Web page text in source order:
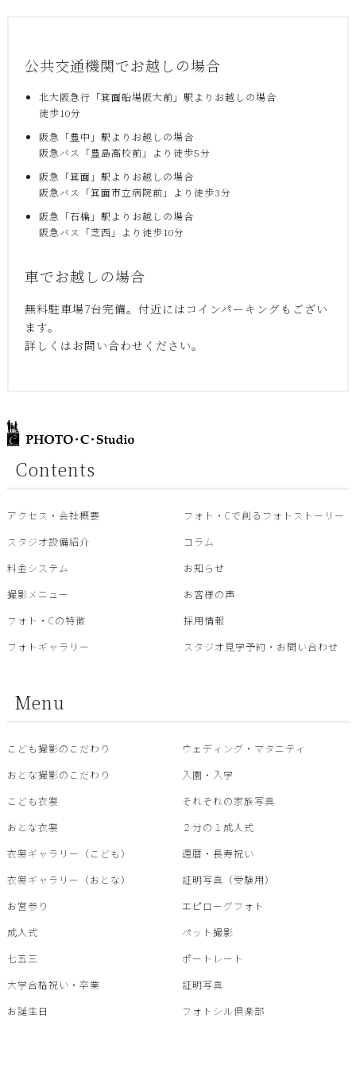
公共交通機関でお越しの場合
北大阪急行「箕面船場阪大前」駅よりお越しの場合
徒歩10分
阪急「豊中」駅よりお越しの場合
阪急バス「豊島高校前」より徒歩5分
阪急「箕面」駅よりお越しの場合
阪急バス「箕面市立病院前」より徒歩3分
阪急「石橋」駅よりお越しの場合
阪急バス「芝西」より徒歩10分
車でお越しの場合
無料駐車場7台完備。付近にはコインパーキングもござい
ます。
詳しくはお問い合わせください。
Contents
アクセス・会社概要
スタジオ設備紹介
料金システム
撮影メニュー
フォト・Cの特徴
フォトギャラリー
フォト・Cで創るフォトストーリー
コラム
お知らせ
お客様の声
採用情報
スタジオ見学予約・お問い合わせ
Menu
こども撮影のこだわり
おとな撮影のこだわり
こども衣裳
おとな衣裳
衣裳ギャラリー（こども）
衣裳ギャラリー（おとな）
お宮参り
成人式
七五三
大学合格祝い・卒業
お誕生日
ウェディング・マタニティ
入園・入学
それぞれの家族写真
２分の１成人式
還暦・⾧寿祝い
証明写真（受験用）
エピローグフォト
ペット撮影
ポートレート
証明写真
フォトシル倶楽部